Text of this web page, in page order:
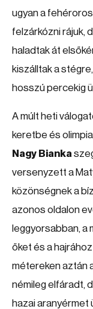
ugyan a
felzárkózni rájuk,
haladtak át
kiszálltak a
hosszú percekig
A múlt heti
keretbe és
Nagy Bianka
versenyzett a
közönségnek a
azonos oldalon
leggyorsabban, a
őket és a
métereken aztán
némileg elfáradt,
hazai aranyérmet